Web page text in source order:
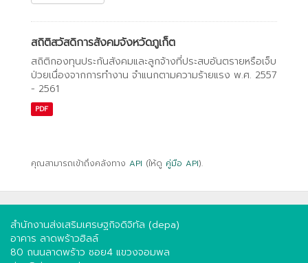
สถิติสวัสดิการสังคมจังหวัดภูเก็ต
สถิติกองทุนประกันสังคมและลูกจ้างที่ประสบอันตรายหรือเจ็บ
ป่วยเนื่องจากการทํางาน จําแนกตามความร้ายแรง พ.ศ. 2557
- 2561
PDF
คุณสามารถเข้าถึงคลังทาง API (ให้ดู คู่มือ API).
สำนักงานส่งเสริมเศรษฐกิจดิจิทัล (depa)
อาคาร ลาดพร้าวฮิลล์
80 ถนนลาดพร้าว ซอย4 แขวงจอมพล